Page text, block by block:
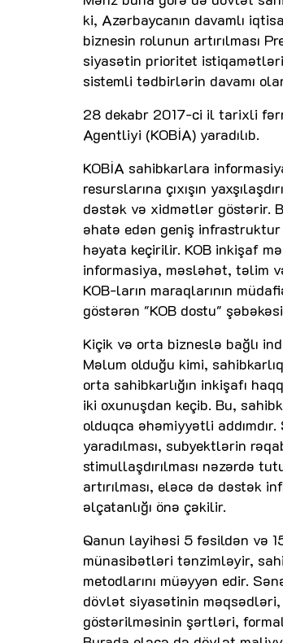
ki, Azərbaycanın davamlı
biznesin rolunun artırılması
siyasətin prioritet
sistemli tədbirlərin davamı
28 dekabr 2017-ci il tarixli
Agentliyi (KOBİA) yaradılıb.
KOBİA sahibkarlara
resurslarına çıxışın
dəstək və xidmətlər göstərir.
əhatə edən geniş
həyata keçirilir. KOB inkişaf
informasiya, məsləhət, təlim
KOB-ların maraqlarının
göstərən "KOB dostu"
Kiçik və orta bizneslə bağlı
Məlum olduğu kimi,
orta sahibkarlığın inkişafı
iki oxunuşdan keçib. Bu,
olduqca əhəmiyyətli
yaradılması, subyektlərin
stimullaşdırılması nəzərdə
artırılması, eləcə də dəstək
əlçatanlığı önə çəkilir.
Qanun layihəsi 5 fəsildən və
münasibətləri tənzimləyir,
metodlarını müəyyən edir.
dövlət siyasətinin
göstərilməsinin şərtləri,